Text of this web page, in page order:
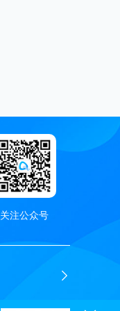
关注公众号